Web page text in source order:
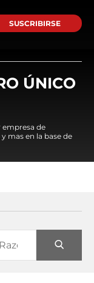
SUSCRIBIRSE
ÚNICO
empresa de
mas en la base de